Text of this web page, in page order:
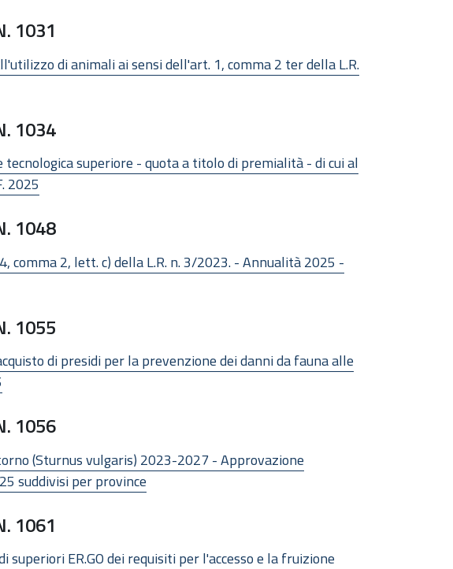
1031
di animali ai sensi dell'art. 1, comma 2 ter della L.R.
1034
superiore - quota a titolo di premialità - di cui al
2025
1048
comma 2, lett. c) della L.R. n. 3/2023. - Annualità 2025 -
1055
di presidi per la prevenzione dei danni da fauna alle
1056
(Sturnus vulgaris) 2023-2027 - Approvazione
suddivisi per province
1061
ER.GO dei requisiti per l'accesso e la fruizione